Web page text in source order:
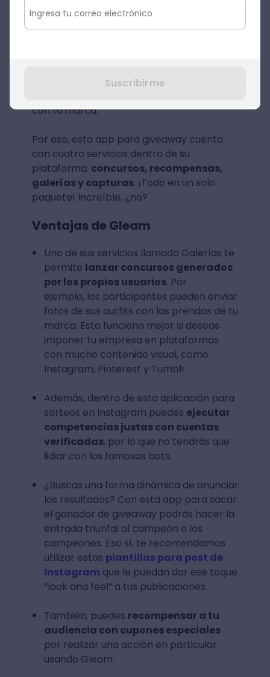
Formación General,uno de cada tres
participantes de concursos desea
giveaway como Gleam que te ayude a
con tu marca.
Por eso, esta app para giveaway cuenta
con cuatro servicios dentro de su
plataforma: concursos, recompensas,
galerías y capturas. ¡Todo en un solo
paquete! Increíble, ¿no?
Ventajas de Gleam
Uno de sus servicios llamado Galerías te
permite lanzar concursos generados
por los propios usuarios. Por
ejemplo, los participantes pueden enviar
fotos de sus outfits con las prendas de tu
marca. Esto funciona mejor si deseas
imponer tu empresa en plataformas
con mucho contenido visual, como
Instagram, Pinterest y Tumblr.
Además, dentro de esta aplicación para
sorteos en Instagram puedes ejecutar
competencias justas con cuentas
verificadas, por lo que no tendrás que
lidiar con los famosos bots.
¿Buscas una forma dinámica de anunciar
los resultados? Con esta app para sacar
el ganador de giveaway podrás hacer la
entrada triunfal al campeón o los
campeones. Eso sí, te recomendamos
utilizar estas plantillas para post de
Instagram que le puedan dar ese toque
“look and feel” a tus publicaciones.
También, puedes recompensar a tu
audiencia con cupones especiales
por realizar una acción en particular
usando Gleam.
Suscribirme